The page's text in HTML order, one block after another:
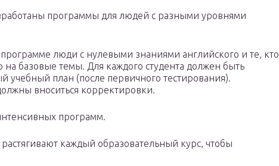
программы для людей с разными уровнями
программе люди с нулевыми знаниями английского и те, кто
на базовые темы. Для каждого студента должен быть
учебный план (после первичного тестирования).
вноситься корректировки.
программ.
каждый образовательный курс, чтобы